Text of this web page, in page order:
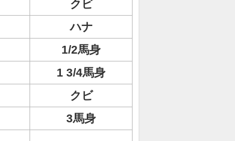
クビ
ハナ
1/2馬身
1 3/4馬身
クビ
3馬身